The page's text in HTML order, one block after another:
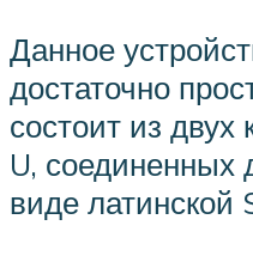
Данное
достаточно
состоит из двух
U, соединенных
виде латинской